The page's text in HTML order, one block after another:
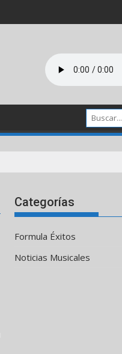
Categorías
Formula Éxitos
Noticias Musicales